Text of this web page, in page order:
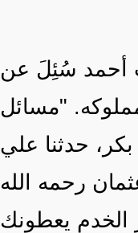
أحمد سُئِلَ عن
"مسائل
بن بكر، حدثنا علي
رحمه الله
الخدم يعطونك